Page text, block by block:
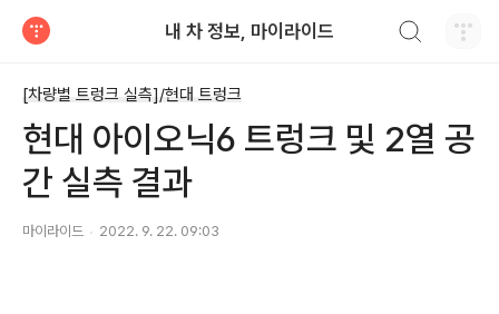
내 차 정보, 마이라이드
[차량별 트렁크 실측]/현대 트렁크
현대 아이오닉6 트렁크 및 2열 공
간 실측 결과
마이라이드 2022. 9. 22. 09:03